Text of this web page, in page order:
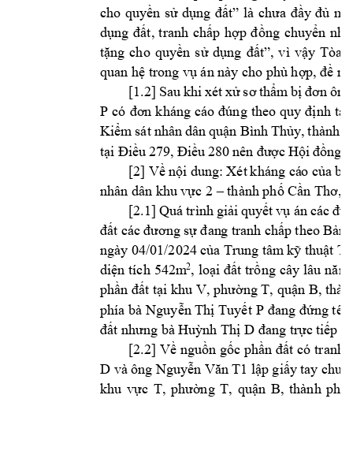
cho quyền sử dụng đất” là chưa đầy đủ
dụng đất, tranh chấp hợp đồng chuyển
tặng cho quyền sử dụng đất”, vì vậy Tòa
quan hệ trong vụ án này cho phù hợp, đề
[1.2] Sau khi xét xử sơ thẩm bị đơn
P có đơn kháng cáo đúng theo quy định tại
Kiểm sát nhân dân quận Bình Thủy, thành
tại Điều 279, Điều 280 nên được Hội đồng
[2] Về nội dung: Xét kháng cáo của bị
nhân dân khu vực 2 – thành phố Cần Thơ,
[2.1] Quá trình giải quyết vụ án các
đất các đương sự đang tranh chấp theo Bản
ngày 04/01/2024 của Trung tâm kỹ thuật T
diện tích 542m2, loại đất trồng cây lâu năm
phần đất tại khu V, phường T, quận B,
phía bà Nguyễn Thị Tuyết P đang đứng t
đất nhưng bà Huỳnh Thị D đang trực tiếp
[2.2] Về nguồn gốc phần đất có tranh
D và ông Nguyễn Văn T1 lập giấy tay
khu vực T, phường T, quận B, thành phố